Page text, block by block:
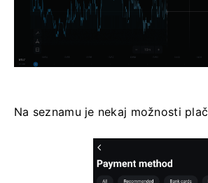
Na seznamu je nekaj možnosti